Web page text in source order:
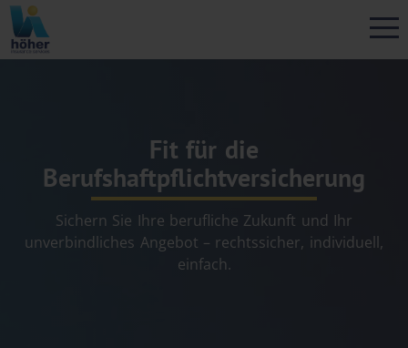
Fit für die
Berufshaftpflichtversicherung
Sichern Sie Ihre berufliche Zukunft und Ihr
unverbindliches Angebot – rechtssicher, individuell,
einfach.